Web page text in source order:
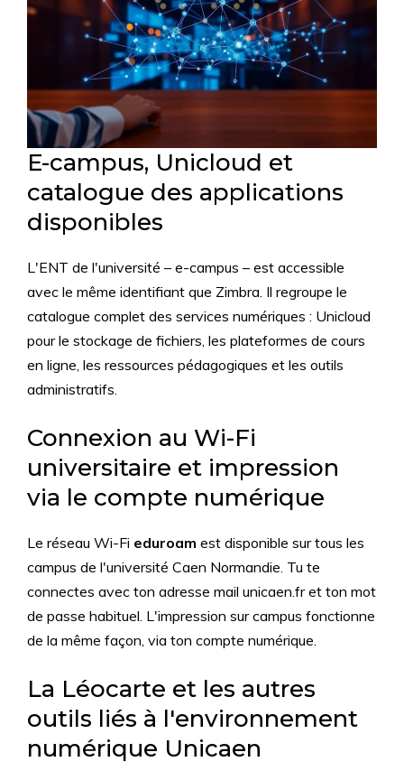
E-campus, Unicloud et
catalogue des applications
disponibles
L'ENT de l'université – e-campus – est accessible
avec le même identifiant que Zimbra. Il regroupe le
catalogue complet des services numériques : Unicloud
pour le stockage de fichiers, les plateformes de cours
en ligne, les ressources pédagogiques et les outils
administratifs.
Connexion au Wi-Fi
universitaire et impression
via le compte numérique
Le réseau Wi-Fi eduroam est disponible sur tous les
campus de l'université Caen Normandie. Tu te
connectes avec ton adresse mail unicaen.fr et ton mot
de passe habituel. L'impression sur campus fonctionne
de la même façon, via ton compte numérique.
La Léocarte et les autres
outils liés à l'environnement
numérique Unicaen